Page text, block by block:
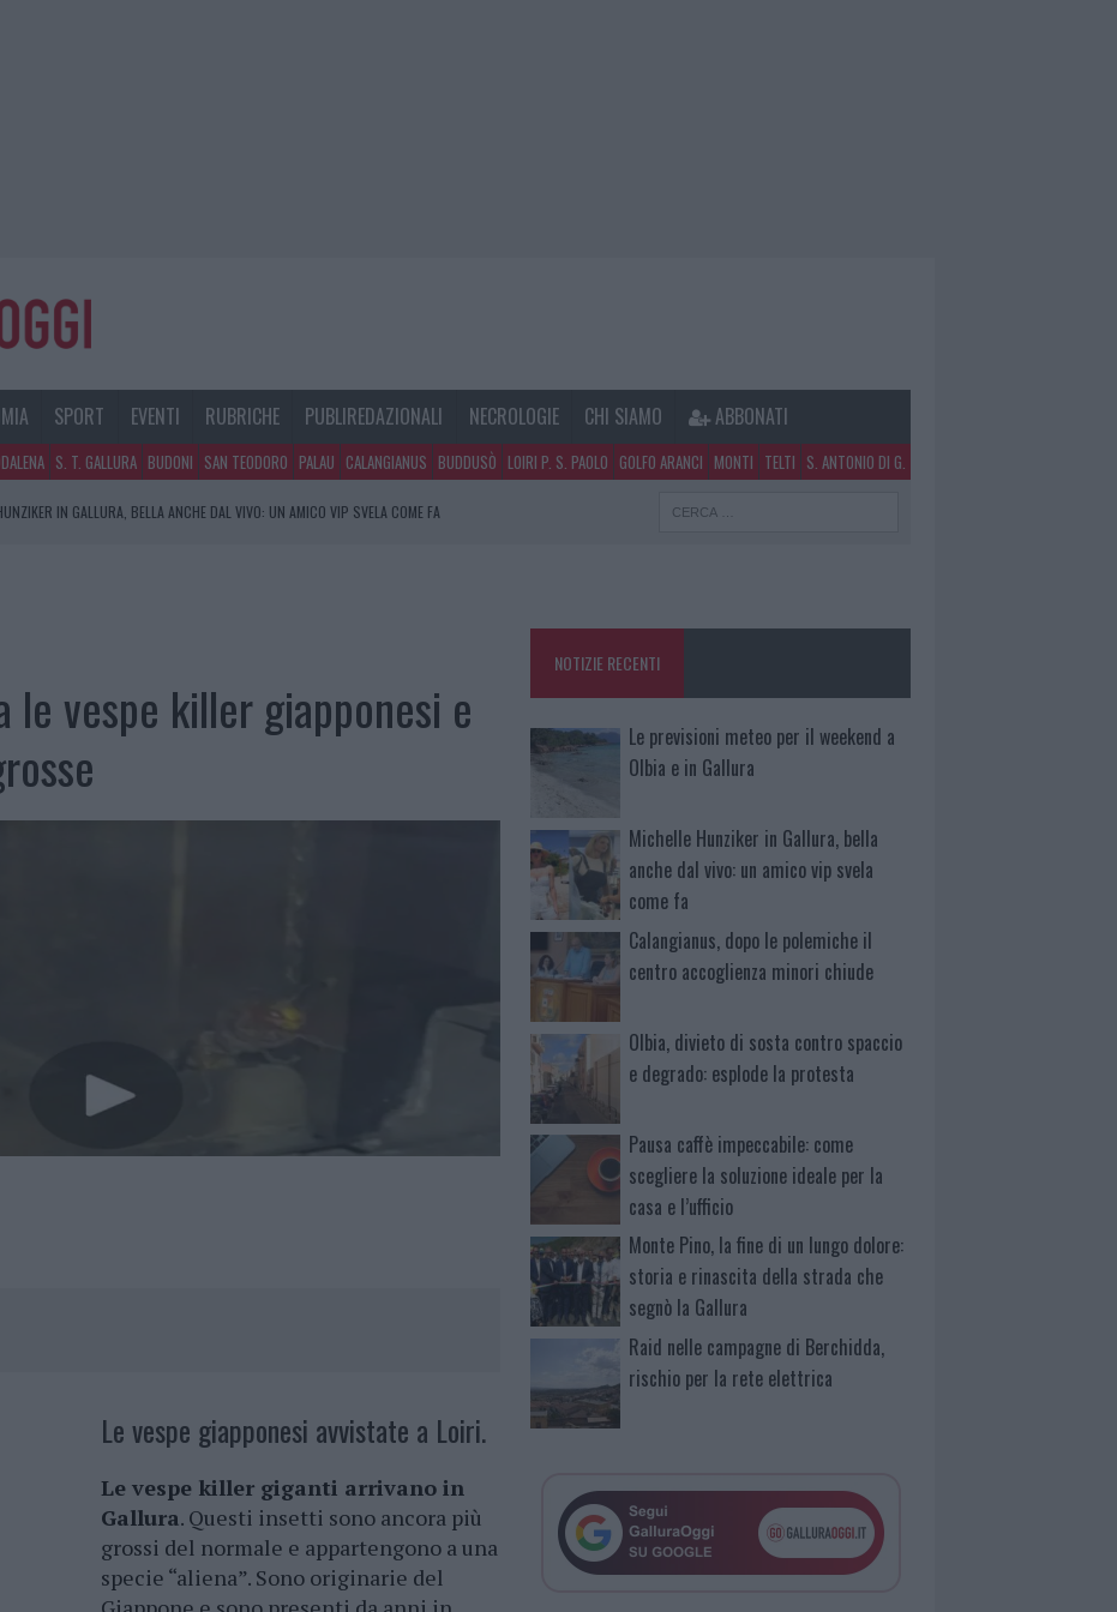
SPORT EVENTI RUBRICHE PUBLIREDAZIONALI NECROLOGIE CHI SIAMO ABBONATI
S. T. GALLURA BUDONI SAN TEODORO PALAU CALANGIANUS BUDDUSÒ LOIRI P. S. PAOLO GOLFO ARANCI MONTI TELTI S. ANTONIO DI G.
DOPO LE POLEMICHE IL CENTRO ACCOGLIENZA MINORI CHIUDE
le vespe killer giapponesi e
Le vespe giapponesi avvistate a Loiri.
Le vespe killer giganti arrivano in
Gallura. Questi insetti sono ancora più
grossi del normale e appartengono a una
specie “aliena”. Sono originarie del
NOTIZIE RECENTI
Le previsioni meteo per il weekend a
Olbia e in Gallura
Michelle Hunziker in Gallura, bella
anche dal vivo: un amico vip svela
come fa
Calangianus, dopo le polemiche il
centro accoglienza minori chiude
Olbia, divieto di sosta contro spaccio
e degrado: esplode la protesta
Pausa caffè impeccabile: come
scegliere la soluzione ideale per la
casa e l’ufficio
Monte Pino, la fine di un lungo dolore:
storia e rinascita della strada che
segnò la Gallura
Raid nelle campagne di Berchidda,
rischio per la rete elettrica